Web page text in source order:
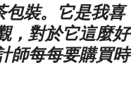
包裝。它是我喜
，對於它這麼好
師每每要購買時